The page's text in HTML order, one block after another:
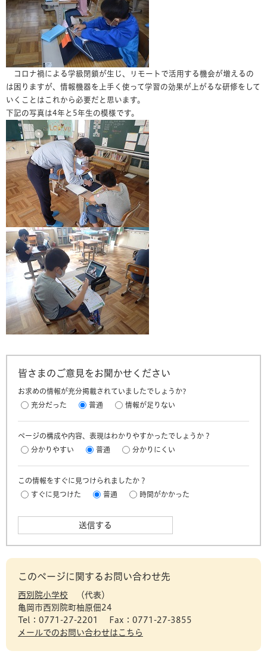
コロナ禍による学級閉鎖が生じ、リモートで活用する機会が増えるの
は困りますが、情報機器を上手く使って学習の効果が上がるな研修をして
いくことはこれから必要だと思います。
下記の写真は4年と5年生の模様です。
皆さまのご意見をお聞かせください
お求めの情報が充分掲載されていましたでしょうか?
充分だった
普通 情報が足りない
ページの構成や内容、表現はわかりやすかったでしょうか？
分かりやすい
普通 分かりにくい
この情報をすぐに見つけられましたか？
すぐに見つけた
普通 時間がかかった
このページに関するお問い合わせ先
西別院小学校
代表
亀岡市西別院町柚原佃24
Tel：0771-27-2201
Fax：0771-27-3855
メールでのお問い合わせはこちら